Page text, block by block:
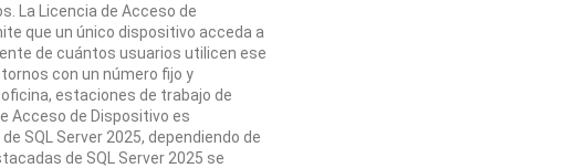
La Licencia de Acceso de
que un único dispositivo acceda a
de cuántos usuarios utilicen ese
con un número fijo y
estaciones de trabajo de
Acceso de Dispositivo es
SQL Server 2025, dependiendo de
de SQL Server 2025 se